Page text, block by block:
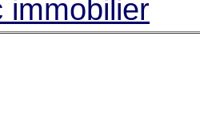
immobilier